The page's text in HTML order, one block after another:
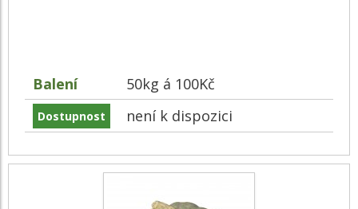
Balení 50kg á 100Kč
Dostupnost není k dispozici